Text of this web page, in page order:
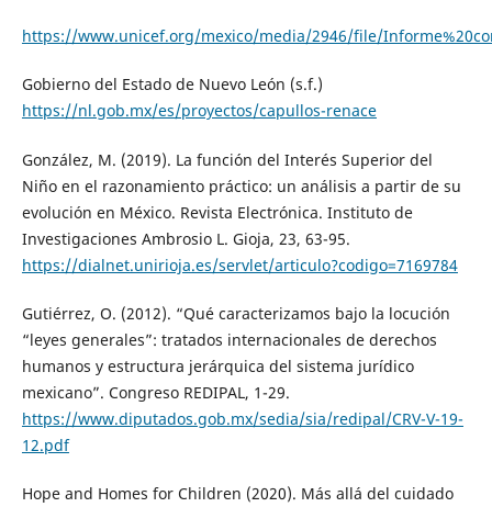
https://www.unicef.org/mexico/media/2946/file/
Gobierno del Estado de Nuevo León (s.f.)
https://nl.gob.mx/es/proyectos/capullos-renace
González, M. (2019). La función del Interés Superior del
Niño en el razonamiento práctico: un análisis a partir de su
evolución en México. Revista Electrónica. Instituto de
Investigaciones Ambrosio L. Gioja, 23, 63-95.
https://dialnet.unirioja.es/servlet/articulo?codigo=7169784
Gutiérrez, O. (2012). “Qué caracterizamos bajo la locución
“leyes generales”: tratados internacionales de derechos
humanos y estructura jerárquica del sistema jurídico
mexicano”. Congreso REDIPAL, 1-29.
https://www.diputados.gob.mx/sedia/sia/redipal/CRV-V-19-
12.pdf
Hope and Homes for Children (2020). Más allá del cuidado